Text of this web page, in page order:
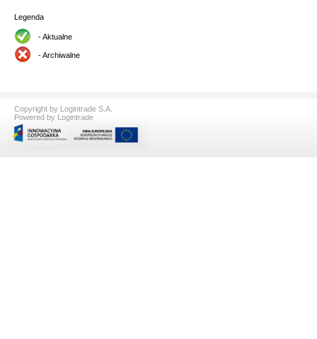
Legenda
- Aktualne
- Archiwalne
Copyright by Logintrade S.A.
Powered by Logintrade